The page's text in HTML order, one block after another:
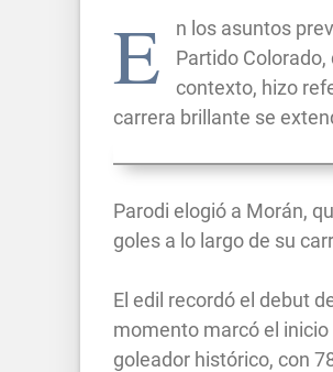
E
n los asuntos
Partido
contexto, hizo
carrera brillante se
Parodi elogió a Morán,
goles a lo largo de su
El edil recordó el debut
momento marcó el
goleador histórico, con